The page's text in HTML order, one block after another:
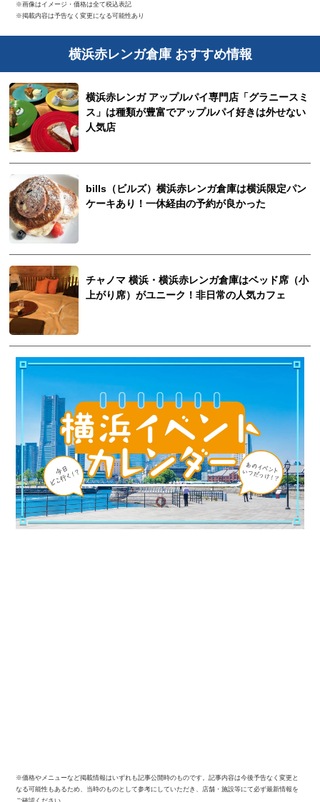
※画像はイメージ・価格は全て税込表記
※掲載内容は予告なく変更になる可能性あり
横浜赤レンガ倉庫 おすすめ情報
横浜赤レンガ アップルパイ専門店「グラニースミ
ス」は種類が豊富でアップルパイ好きは外せない
人気店
bills（ビルズ）横浜赤レンガ倉庫は横浜限定パン
ケーキあり！一休経由の予約が良かった
チャノマ 横浜・横浜赤レンガ倉庫はベッド席（小
上がり席）がユニーク！非日常の人気カフェ
※価格やメニューなど掲載情報はいずれも記事公開時のものです。記事内容は今後予告なく変更と
なる可能性もあるため、当時のものとして参考にしていただき、店舗・施設等にて必ず最新情報を
ご確認ください。